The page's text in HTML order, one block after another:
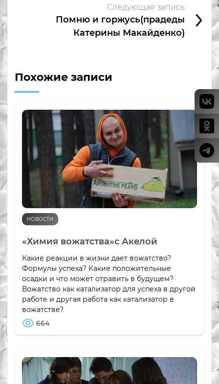
Следующая запись
Помню и горжусь(прадеды
Катерины Макайденко)
Похожие записи
НОВОСТИ
«Химия вожатства»с Акелой
Какие реакции в жизни дает вожатство?
Формулы успеха? Какие положительные
осадки и что может отравить в будущем?
Вожатство как катализатор для успеха в другой
работе и другая работа как катализатор в
вожатстве?
664